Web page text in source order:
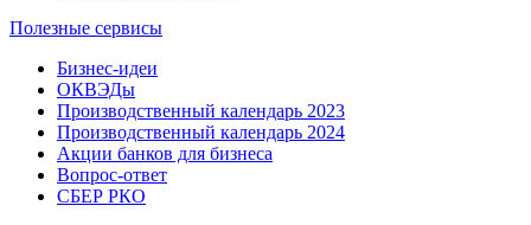
Полезные сервисы
Бизнес-идеи
ОКВЭДы
Производственный календарь 2023
Производственный календарь 2024
Акции банков для бизнеса
Вопрос-ответ
СБЕР РКО